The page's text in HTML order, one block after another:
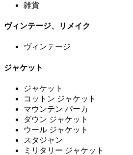
雑貨
ヴィンテージ、リメイク
ヴィンテージ
ジャケット
ジャケット
コットン ジャケット
マウンテン パーカ
ダウン ジャケット
ウール ジャケット
スタジャン
ミリタリー ジャケット